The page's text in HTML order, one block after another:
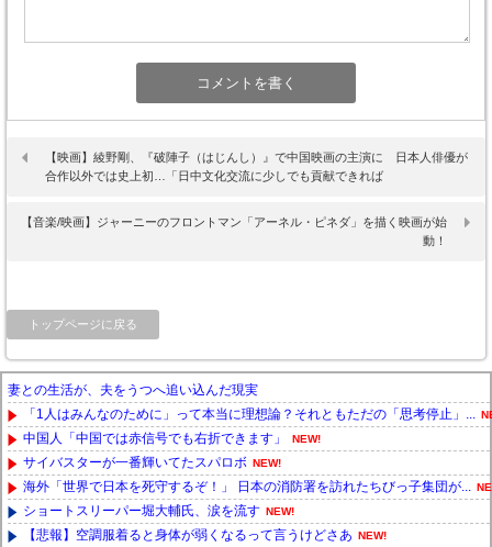
【映画】綾野剛、『破陣子（はじんし）』で中国映画の主演に 日本人俳優が
合作以外では史上初…「日中文化交流に少しでも貢献できれば
【音楽/映画】ジャーニーのフロントマン「アーネル・ピネダ」を描く映画が始
動！
トップページに戻る
妻との生活が、夫をうつへ追い込んだ現実
「1人はみんなのために」って本当に理想論？それともただの「思考停止」...
中国人「中国では赤信号でも右折できます」 NEW!
サイバスターが一番輝いてたスパロボ NEW!
海外「世界で日本を死守するぞ！」 日本の消防署を訪れたちびっ子集団が...
ショートスリーパー堀大輔氏、涙を流す NEW!
【悲報】空調服着ると身体が弱くなるって言うけどさあ NEW!